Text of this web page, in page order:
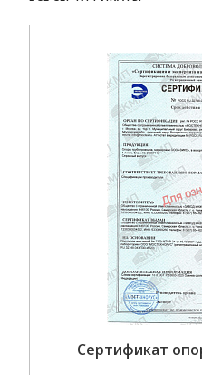
Сертификат